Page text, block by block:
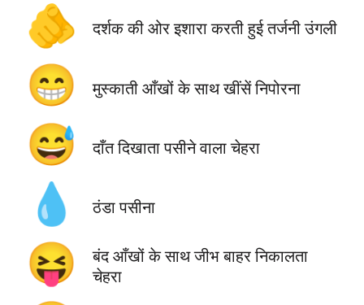
🫵 दर्शक की ओर इशारा करती हुई तर्जनी उंगली
😁 मुस्काती आँखों के साथ खींसें निपोरना
😅 दाँत दिखाता पसीने वाला चेहरा
💧 ठंडा पसीना
😝
बंद आँखों के साथ जीभ बाहर निकालता
चेहरा